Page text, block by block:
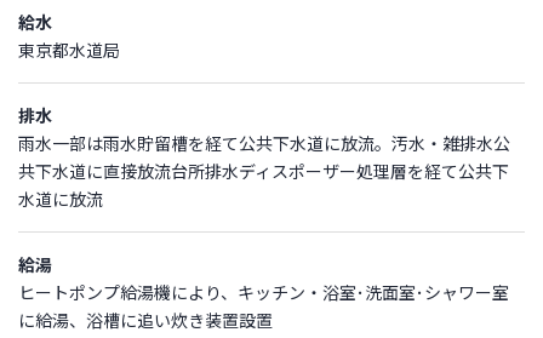
給水
東京都水道局
排水
雨水一部は雨水貯留槽を経て公共下水道に放流。汚水・雑排水公
共下水道に直接放流台所排水ディスポーザー処理層を経て公共下
水道に放流
給湯
ヒートポンプ給湯機により、キッチン・浴室･洗面室･シャワー室
に給湯、浴槽に追い炊き装置設置